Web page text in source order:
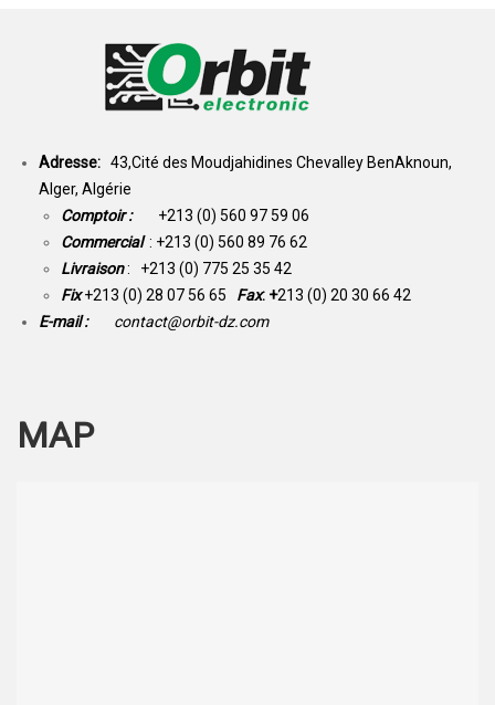
Adresse: 43,Cité des Moudjahidines Chevalley BenAknoun,
Alger, Algérie
Comptoir : +213 (0) 560 97 59 06
Commercial : +213 (0) 560 89 76 62
Livraison: +213 (0) 775 25 35 42
Fix +213 (0) 28 07 56 65 Fax: +213 (0) 20 30 66 42
E-mail :
contact@orbit-dz.com
MAP